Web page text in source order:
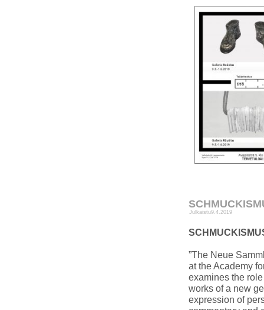
Julkaistu9.4.2019
”The Neue
at the Academy
examines the
works of a new
expression of